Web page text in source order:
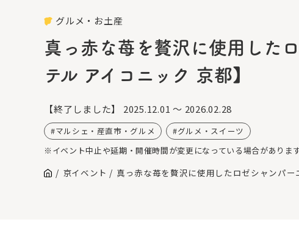
グルメ・お土産
真っ赤な苺を贅沢に使用した
テル アイコニック 京都】
【終了しました】 2025.12.01 ～ 2026.02.28
マルシェ・産直市・グルメ
グルメ・スイーツ
※イベント中止や延期・開催時間が変更になっている場合がありま
京イベント 真っ赤な苺を贅沢に使用したロゼシャンパ